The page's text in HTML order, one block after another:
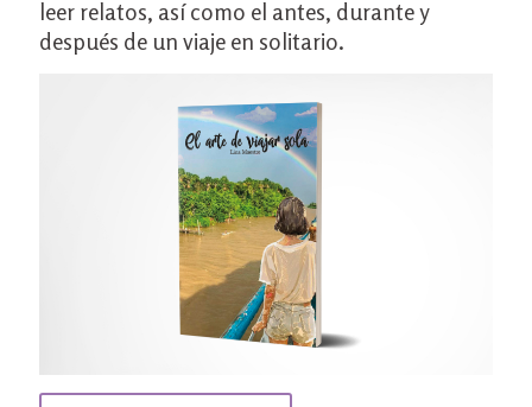
leer relatos, así como el antes, durante y
después de un viaje en solitario.